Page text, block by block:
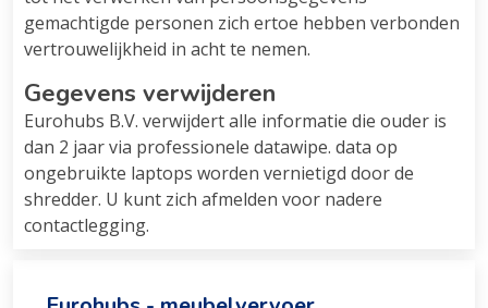
gemachtigde personen zich ertoe hebben verbonden
vertrouwelijkheid in acht te nemen.
Gegevens verwijderen
Eurohubs B.V. verwijdert alle informatie die ouder is
dan 2 jaar via professionele datawipe. data op
ongebruikte laptops worden vernietigd door de
shredder. U kunt zich afmelden voor nadere
contactlegging.